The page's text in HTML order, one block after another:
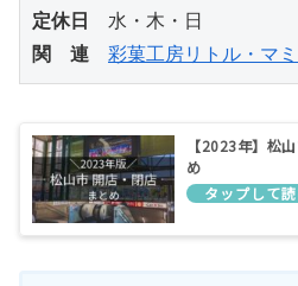
定休日
水・木・日
関　連
彩菓工房リトル・
【2023年】松
め